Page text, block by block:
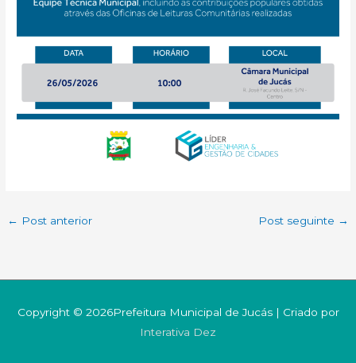
← Post anterior Post seguinte →
Copyright © 2026Prefeitura Municipal de Jucás | Criado por
Interativa Dez